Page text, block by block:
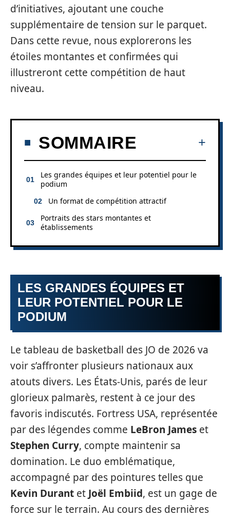
d’initiatives, ajoutant une couche
supplémentaire de tension sur le parquet.
Dans cette revue, nous explorerons les
étoiles montantes et confirmées qui
illustreront cette compétition de haut
niveau.
SOMMAIRE
Les grandes équipes et leur potentiel pour le
podium
Un format de compétition attractif
Portraits des stars montantes et
établissements
LES GRANDES ÉQUIPES ET
LEUR POTENTIEL POUR LE
PODIUM
Le tableau de basketball des JO de 2026 va
voir s’affronter plusieurs nationaux aux
atouts divers. Les États-Unis, parés de leur
glorieux palmarès, restent à ce jour des
favoris indiscutés. Fortress USA, représentée
par des légendes comme LeBron James et
Stephen Curry, compte maintenir sa
domination. Le duo emblématique,
accompagné par des pointures telles que
Kevin Durant et Joël Embiid, est un gage de
force sur le terrain. Au cours des dernières